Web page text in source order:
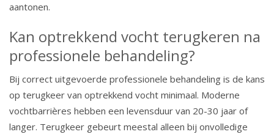
aantonen.
Kan optrekkend vocht terugkeren na
professionele behandeling?
Bij correct uitgevoerde professionele behandeling is de kans
op terugkeer van optrekkend vocht minimaal. Moderne
vochtbarrières hebben een levensduur van 20-30 jaar of
langer. Terugkeer gebeurt meestal alleen bij onvolledige